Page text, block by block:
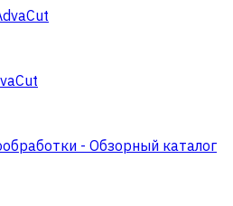
- Обзорный каталог